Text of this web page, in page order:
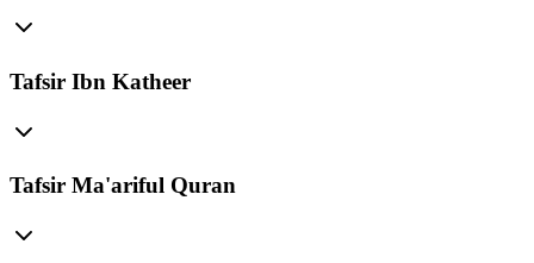
Tafsir Ibn Katheer
Tafsir Ma'ariful Quran